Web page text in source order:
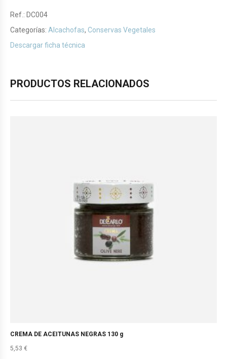
Ref.: DC004
Categorías: Alcachofas, Conservas Vegetales
Descargar ficha técnica
PRODUCTOS RELACIONADOS
CREMA DE ACEITUNAS NEGRAS 130 g
5,53 €